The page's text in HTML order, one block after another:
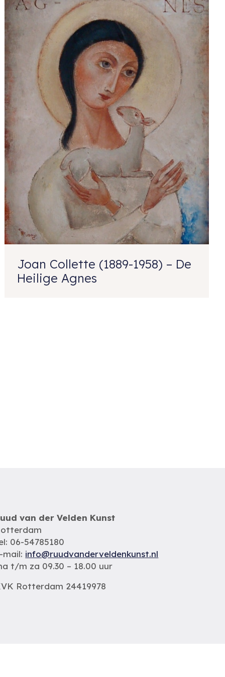
Joan Collette (1889-1958) – De
Heilige Agnes
van der Velden Kunst
06-54785180
mail: info@ruudvanderveldenkunst.nl
t/m za 09.30 – 18.00 uur
Rotterdam 24419978